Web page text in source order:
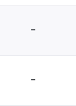
-
-